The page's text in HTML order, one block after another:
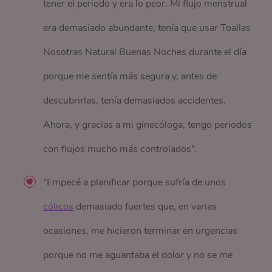
tener el periodo y era lo peor. Mi flujo menstrual
era demasiado abundante, tenía que usar Toallas
Nosotras Natural Buenas Noches durante el día
porque me sentía más segura y, antes de
descubrirlas, tenía demasiados accidentes.
Ahora, y gracias a mi ginecóloga, tengo periodos
con flujos mucho más controlados”.
“Empecé a planificar porque sufría de unos
cólicos demasiado fuertes que, en varias
ocasiones, me hicieron terminar en urgencias
porque no me aguantaba el dolor y no se me